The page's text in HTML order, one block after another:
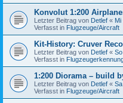
Konvolut 1:200
Letzter Beitrag von Detlef « Mi
Verfasst in Flugzeuge/Aircraft
Kit-History: Cruver
Letzter Beitrag von Detlef «
Verfasst in
1:200 Diorama – build
Letzter Beitrag von Detlef «
Verfasst in Flugzeuge/Aircraft